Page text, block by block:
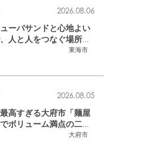
東海市
2026.08.06
ーバサンドと心地よい
人と人をつなぐ場所。
「JAMMIN'STANDHOU
大府市
2026.08.05
高すぎる大府市「麺屋
ボリューム満点の二郎
メンを堪能してきた